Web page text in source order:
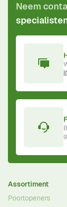
Neem
Assortiment
Poortopeners